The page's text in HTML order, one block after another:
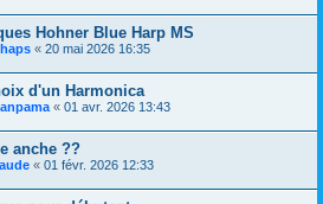
Hohner Blue Harp MS
« 20 mai 2026 16:35
d'un Harmonica
« 01 avr. 2026 13:43
anche ??
« 01 févr. 2026 12:33